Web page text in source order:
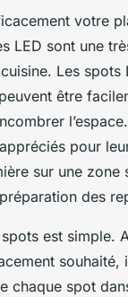
votre
LED sont une
. Les spots
être
pour
sur une zone
des
spots est simple.
chaque spot